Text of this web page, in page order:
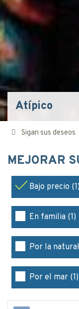
Atípico
Sigan sus deseos
MEJORAR
Bajo precio (1)
En familia (1)
Por la
Por el mar (1)